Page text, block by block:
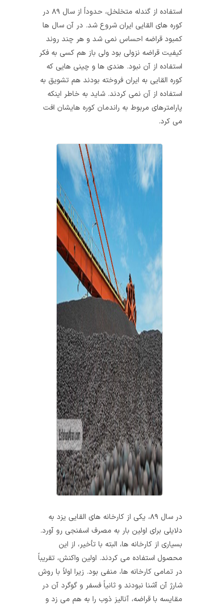
استفاده از گندله متخلخل، حدوداً از سال ۸۹ در
کوره‌ های القایی ایران شروع شد. در آن سال‌ ها
کمبود قراضه احساس نمی‌ شد و هر چند روند
کیفیت قراضه نزولی بود ولی باز هم کسی به فکر
استفاده از آن نبود. هندی‌ ها و چینی‌ هایی که
کوره القایی به ایران فروخته بودند هم تشویق به
استفاده از آن نمی‌ کردند. شاید به خاطر اینکه
پارامترهای مربوط به راندمان کوره‌ هایشان افت
در سال ۸۹، یکی از کارخانه‌ های القایی یزد به
دلایلی برای اولین بار به مصرف اسفنجی رو آورد.
بسیاری از کارخانه‌ ها، البته با تأخیر، از این
محصول استفاده می کردند. اولین واکنش، تقریباً
در تمامی کارخانه‌ ها، منفی بود. زیرا اولاً با روش
شارژ آن آشنا نبودند و ثانیاً فسفر و گوگرد آن در
مقایسه با قراضه، آنالیز ذوب را به هم می‌ زد و